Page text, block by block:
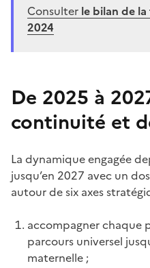
Consulter le bilan de
2024
De 2025 à
continuité et
La dynamique engagée
jusqu’en 2027 avec un
autour de six axes
accompagner chaque
parcours universel
maternelle ;